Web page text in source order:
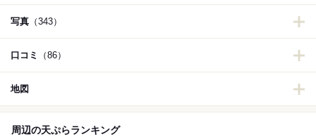
写真 （343）
口コミ （86）
地図
周辺の天ぷらランキング